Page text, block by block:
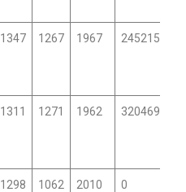
1347 1267 1967 24521515
1311 1271 1962 32046987
1298 1062 2010 0